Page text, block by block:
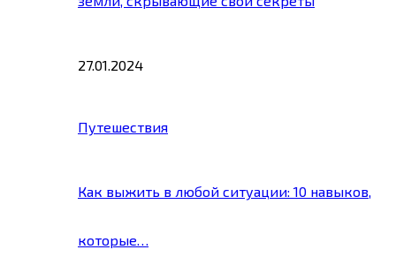
27.01.2024
Путешествия
Как выжить в любой ситуации: 10 навыков,
которые…